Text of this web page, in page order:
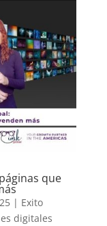
que
| Exito
digitales